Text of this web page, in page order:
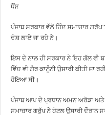
ਧੌਂਸ
ਪੰਜਾਬ ਸਰਕਾਰ ਵੱਲੋਂ ਹਿੰਦ ਸਮਾਚਾਰ
ਦੋਸ਼ ਲਾਏ ਜਾ ਰਹੇ ਨੇ।
ਇਸ ਦੇ ਨਾਲ ਹੀ ਸਰਕਾਰ ਨੇ ਇਹ ਗੱਲ ਵੀ
ਵਿੱਚ ਵੀ ਗੈਰ ਕਾਨੂੰਨੀ ਉਸਾਰੀ ਕੀਤੀ ਜਾ
ਹੋਇਆ ਸੀ।
ਪੰਜਾਬ ਆਪ ਦੇ ਪ੍ਰਧਾਨ ਅਮਨ ਅਰੋੜਾ
ਸਮਾਚਾਰ ਗਰੁੱਪ ਨੇ ਹੋਟਲ ਉਸਾਰੀ ਦੌਰਾਨ